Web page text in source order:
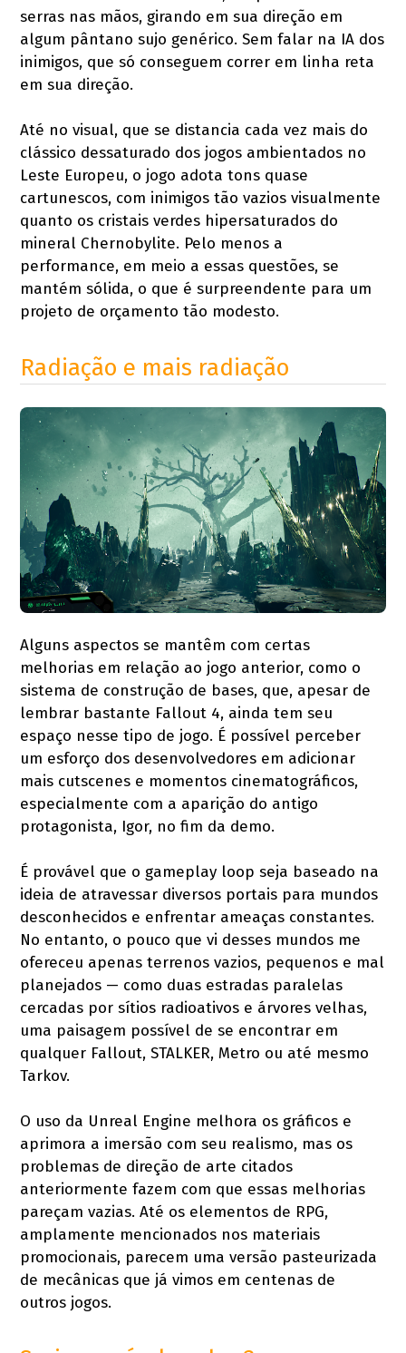
serras nas mãos, girando em sua direção em
algum pântano sujo genérico. Sem falar na IA dos
inimigos, que só conseguem correr em linha reta
em sua direção.
Até no visual, que se distancia cada vez mais do
clássico dessaturado dos jogos ambientados no
Leste Europeu, o jogo adota tons quase
cartunescos, com inimigos tão vazios visualmente
quanto os cristais verdes hipersaturados do
mineral Chernobylite. Pelo menos a
performance, em meio a essas questões, se
mantém sólida, o que é surpreendente para um
projeto de orçamento tão modesto.
Radiação e mais radiação
Alguns aspectos se mantêm com certas
melhorias em relação ao jogo anterior, como o
sistema de construção de bases, que, apesar de
lembrar bastante Fallout 4, ainda tem seu
espaço nesse tipo de jogo. É possível perceber
um esforço dos desenvolvedores em adicionar
mais cutscenes e momentos cinematográficos,
especialmente com a aparição do antigo
protagonista, Igor, no fim da demo.
É provável que o gameplay loop seja baseado na
ideia de atravessar diversos portais para mundos
desconhecidos e enfrentar ameaças constantes.
No entanto, o pouco que vi desses mundos me
ofereceu apenas terrenos vazios, pequenos e mal
planejados — como duas estradas paralelas
cercadas por sítios radioativos e árvores velhas,
uma paisagem possível de se encontrar em
qualquer Fallout, STALKER, Metro ou até mesmo
Tarkov.
O uso da Unreal Engine melhora os gráficos e
aprimora a imersão com seu realismo, mas os
problemas de direção de arte citados
anteriormente fazem com que essas melhorias
pareçam vazias. Até os elementos de RPG,
amplamente mencionados nos materiais
promocionais, parecem uma versão pasteurizada
de mecânicas que já vimos em centenas de
outros jogos.